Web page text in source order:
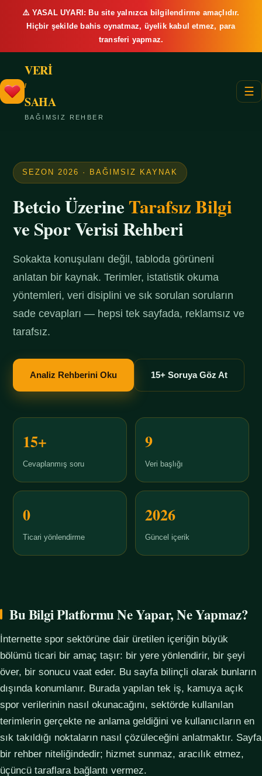
⚠️ YASAL UYARI: Bu site yalnızca bilgilendirme amaçlıdır.
Hiçbir şekilde bahis oynatmaz, üyelik kabul etmez, para
transferi yapmaz.
VERİ
/
SAHA
BAĞIMSIZ REHBER
☰
SEZON 2026 · BAĞIMSIZ KAYNAK
Betcio ÜzerineTarafsız Bilgi
ve Spor Verisi Rehberi
Sokakta konuşulanı değil, tabloda görüneni
anlatan bir kaynak. Terimler, istatistik okuma
yöntemleri, veri disiplini ve sık sorulan soruların
sade cevapları — hepsi tek sayfada, reklamsız ve
tarafsız.
Analiz Rehberini Oku 15+ Soruya Göz At
15+
Cevaplanmış soru
9
Veri başlığı
0
Ticari yönlendirme
2026
Güncel içerik
Bu Bilgi Platformu Ne Yapar, Ne Yapmaz?
İnternette spor sektörüne dair üretilen içeriğin büyük
bölümü ticari bir amaç taşır: bir yere yönlendirir, bir şeyi
över, bir sonucu vaat eder. Bu sayfa bilinçli olarak bunların
dışında konumlanır. Burada yapılan tek iş, kamuya açık
spor verilerinin nasıl okunacağını, sektörde kullanılan
terimlerin gerçekte ne anlama geldiğini ve kullanıcıların en
sık takıldığı noktaların nasıl çözüleceğini anlatmaktır. Sayfa
bir rehber niteliğindedir; hizmet sunmaz, aracılık etmez,
üçüncü taraflara bağlantı vermez.